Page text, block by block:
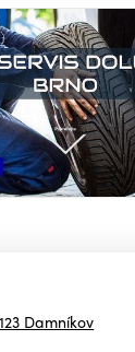
Damníkov